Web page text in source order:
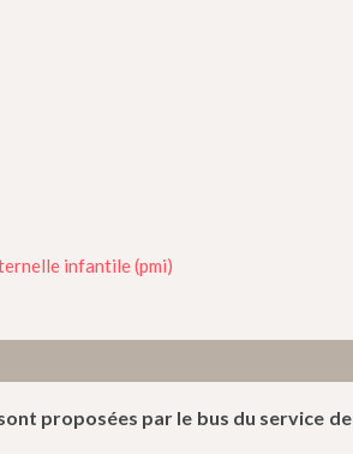
infantile (pmi)
proposées par le bus du service de